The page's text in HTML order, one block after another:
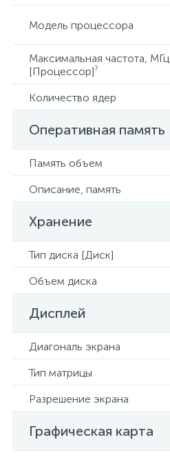
Модель процессора
Максимальная частота, МГц
[Процессор]?
Количество ядер
Оперативная память
Память объем
Описание, память
Хранение
Тип диска [Диск]
Объем диска
Дисплей
Диагональ экрана
Тип матрицы
Разрешение экрана
Графическая карта